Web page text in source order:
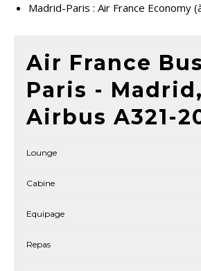
Madrid-Paris : Air France Economy
Air France
Paris - Madrid,
Airbus A321-
Lounge
Cabine
Equipage
Repas